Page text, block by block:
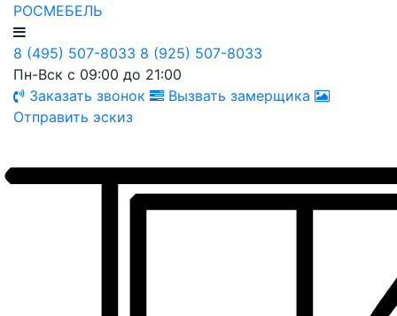
РОСМЕБЕЛЬ
8 (495) 507-8033 8 (925) 507-8033
Пн-Вск с 09:00 до 21:00
Заказать звонок
Вызвать замерщика
Отправить эскиз